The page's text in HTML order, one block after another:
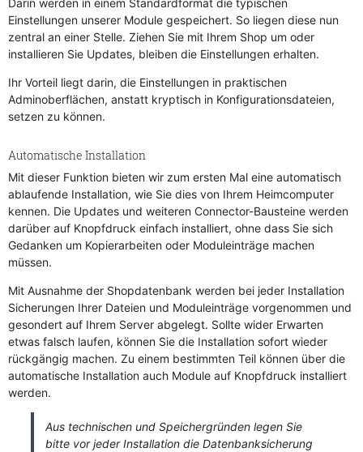
Darin werden in einem Standardformat die typischen
Einstellungen unserer Module gespeichert. So liegen diese nun
zentral an einer Stelle. Ziehen Sie mit Ihrem Shop um oder
installieren Sie Updates, bleiben die Einstellungen erhalten.
Ihr Vorteil liegt darin, die Einstellungen in praktischen
Adminoberflächen, anstatt kryptisch in Konfigurationsdateien,
setzen zu können.
Automatische Installation
Mit dieser Funktion bieten wir zum ersten Mal eine automatisch
ablaufende Installation, wie Sie dies von Ihrem Heimcomputer
kennen. Die Updates und weiteren Connector-Bausteine werden
darüber auf Knopfdruck einfach installiert, ohne dass Sie sich
Gedanken um Kopierarbeiten oder Moduleinträge machen
müssen.
Mit Ausnahme der Shopdatenbank werden bei jeder Installation
Sicherungen Ihrer Dateien und Moduleinträge vorgenommen und
gesondert auf Ihrem Server abgelegt. Sollte wider Erwarten
etwas falsch laufen, können Sie die Installation sofort wieder
rückgängig machen. Zu einem bestimmten Teil können über die
automatische Installation auch Module auf Knopfdruck installiert
werden.
Aus technischen und Speichergründen legen Sie
bitte vor jeder Installation die Datenbanksicherung